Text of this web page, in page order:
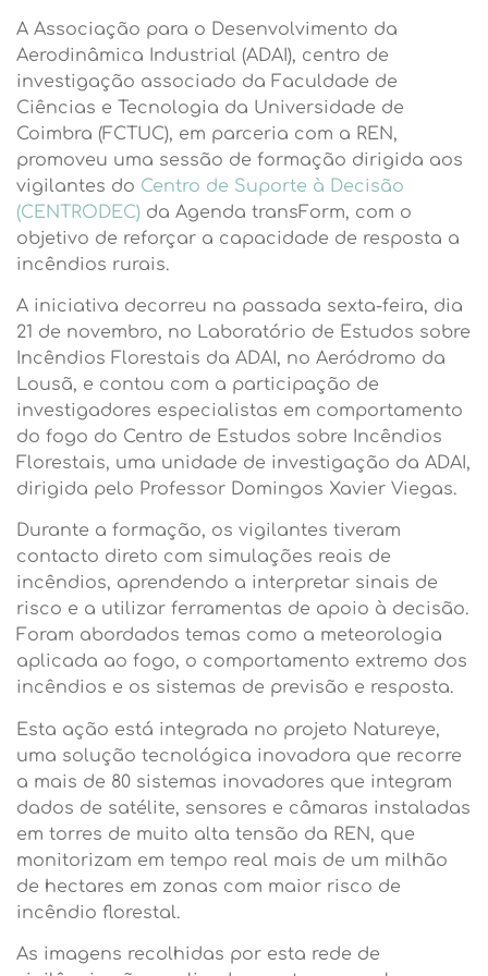
A Associação para o Desenvolvimento da
Aerodinâmica Industrial (ADAI), centro de
investigação associado da Faculdade de
Ciências e Tecnologia da Universidade de
Coimbra (FCTUC), em parceria com a REN,
promoveu uma sessão de formação dirigida aos
vigilantes do Centro de Suporte à Decisão
(CENTRODEC) da Agenda transForm, com o
objetivo de reforçar a capacidade de resposta a
incêndios rurais.
A iniciativa decorreu na passada sexta-feira, dia
21 de novembro, no Laboratório de Estudos sobre
Incêndios Florestais da ADAI, no Aeródromo da
Lousã, e contou com a participação de
investigadores especialistas em comportamento
do fogo do Centro de Estudos sobre Incêndios
Florestais, uma unidade de investigação da ADAI,
dirigida pelo Professor Domingos Xavier Viegas.
Durante a formação, os vigilantes tiveram
contacto direto com simulações reais de
incêndios, aprendendo a interpretar sinais de
risco e a utilizar ferramentas de apoio à decisão.
Foram abordados temas como a meteorologia
aplicada ao fogo, o comportamento extremo dos
incêndios e os sistemas de previsão e resposta.
Esta ação está integrada no projeto Natureye,
uma solução tecnológica inovadora que recorre
a mais de 80 sistemas inovadores que integram
dados de satélite, sensores e câmaras instaladas
em torres de muito alta tensão da REN, que
monitorizam em tempo real mais de um milhão
de hectares em zonas com maior risco de
incêndio florestal.
As imagens recolhidas por esta rede de